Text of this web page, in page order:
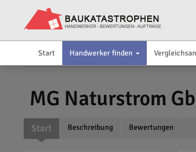
Start Handwerker finden
MG Naturstrom
Start Beschreibung Bewertungen